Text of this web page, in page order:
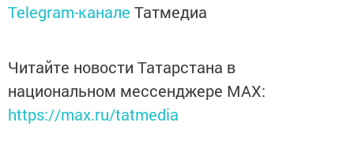
Telegram-канале Татмедиа
Читайте новости Татарстана в
национальном мессенджере MАХ:
https://max.ru/tatmedia